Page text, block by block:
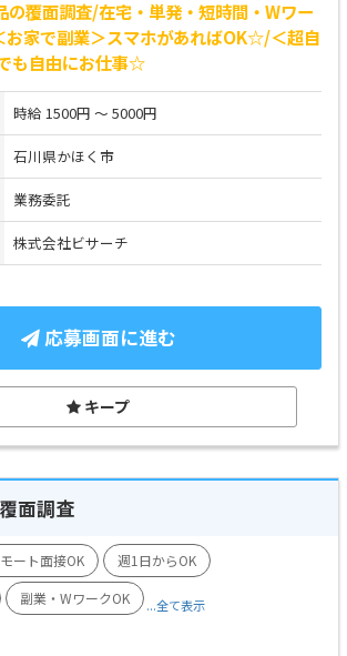
の覆面調査/在宅・単発・短時間・Wワー
お家で副業＞スマホがあればOK☆/＜超自
も自由にお仕事☆
時給 1500円 ～ 5000円
石川県かほく市
業務委託
株式会社ビサーチ
応募画面に進む
キープ
面調査
ート面接OK
週1日からOK
副業・WワークOK ...全て表示